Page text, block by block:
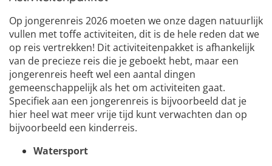
Op jongerenreis 2026 moeten we onze dagen natuurlijk
vullen met toffe activiteiten, dit is de hele reden dat we
op reis vertrekken! Dit activiteitenpakket is afhankelijk
van de precieze reis die je geboekt hebt, maar een
jongerenreis heeft wel een aantal dingen
gemeenschappelijk als het om activiteiten gaat.
Specifiek aan een jongerenreis is bijvoorbeeld dat je
hier heel wat meer vrije tijd kunt verwachten dan op
bijvoorbeeld een kinderreis.
Watersport